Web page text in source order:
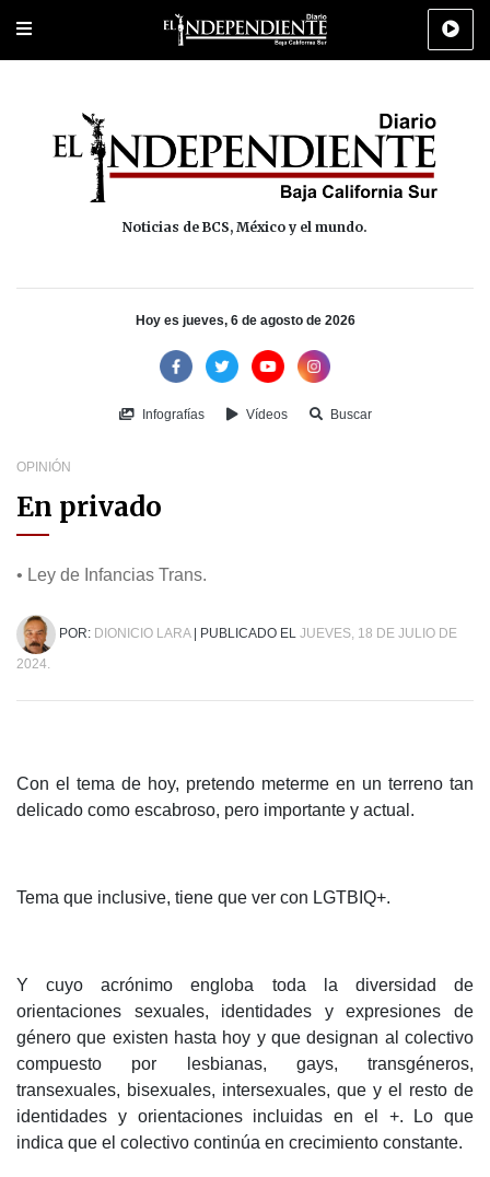
Portada Los Cabos Policiaca Deportes Cultura
Noticias de BCS, México y el mundo.
Hoy es jueves, 6 de agosto de 2026
Infografías Vídeos Buscar
OPINIÓN
En privado
• Ley de Infancias Trans.
POR: DIONICIO LARA| PUBLICADO EL JUEVES, 18 DE JULIO DE
2024.
Con el tema de hoy, pretendo meterme en un terreno tan
delicado como escabroso, pero importante y actual.
Tema que inclusive, tiene que ver con LGTBIQ+.
Y cuyo acrónimo engloba toda la diversidad de
orientaciones sexuales, identidades y expresiones de
género que existen hasta hoy y que designan al colectivo
compuesto por lesbianas, gays, transgéneros,
transexuales, bisexuales, intersexuales, que y el resto de
identidades y orientaciones incluidas en el +. Lo que
indica que el colectivo continúa en crecimiento constante.